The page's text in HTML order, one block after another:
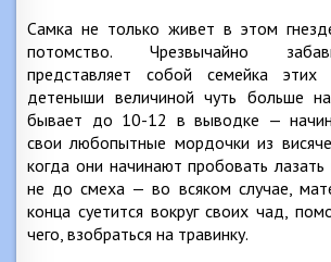
Самка не только живет в этом
потомство. Чрезвычайно
представляет собой семейка этих
детеныши величиной чуть больше
бывает до 10-12 в выводке —
свои любопытные мордочки из
когда они начинают пробовать
не до смеха — во всяком случае,
конца суетится вокруг своих чад,
чего, взобраться на травинку.